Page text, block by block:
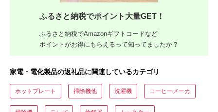
ふるさと納税でポイント大量GET！
ふるさと納税でAmazonギフトコードなど
ポイントがお得にもらえるって知ってましたか？
家電・電化製品の返礼品に関連しているカテゴリ
ホットプレート 掃除機他 洗濯機 コーヒーメーカ